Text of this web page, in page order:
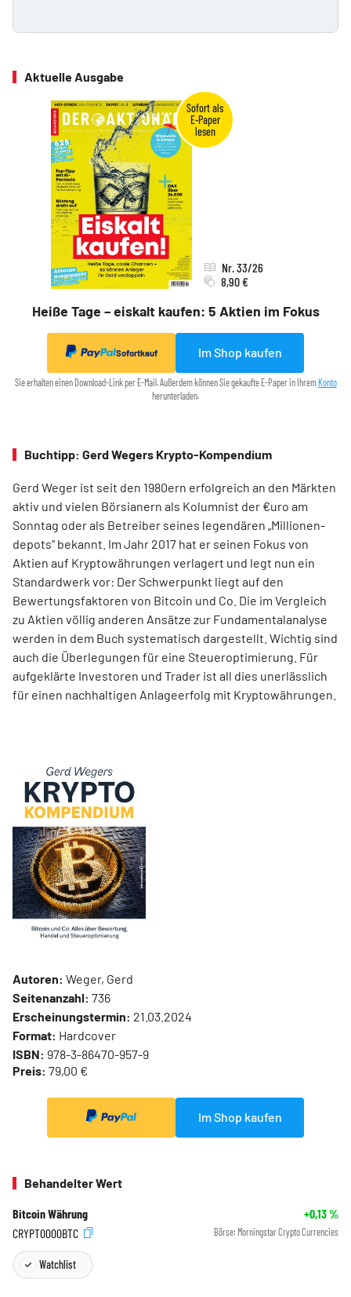
Aktuelle Ausgabe
Heiße Tage – eiskalt kaufen: 5 Aktien im Fokus
Nr. 33/26
8,90 €
Sofortkauf Im Shop kaufen
Sie erhalten einen Download-Link per E-Mail. Außerdem können Sie gekaufte E-Paper in IhremKonto
herunterladen.
Buchtipp: Gerd Wegers Krypto-Kompendium
Gerd Weger ist seit den 1980ern erfolgreich an den Märkten
aktiv und vielen Börsianern als Kolumnist der €uro am
Sonntag oder als Betreiber seines legendären „Millionen­
depots“ bekannt. Im Jahr 2017 hat er seinen Fokus von
Aktien auf Kryptowährungen verlagert und legt nun ein
Standardwerk vor: Der Schwerpunkt liegt auf den
Bewertungsfaktoren von Bitcoin und Co. Die im Ver­gleich
zu Aktien völlig anderen Ansätze zur Fundamentalanalyse
werden in dem Buch systematisch dargestellt. Wichtig sind
auch die Überlegungen für eine Steueroptimierung. Für
aufgeklärte Investoren und Trader ist all dies unerlässlich
für einen nachhaltigen Anlageerfolg mit Kryptowährungen.
Autoren: Weger, Gerd
Seitenanzahl: 736
Erscheinungstermin: 21.03.2024
Format: Hardcover
ISBN: 978-3-86470-957-9
Preis: 79,00 €
Im Shop kaufen
Behandelter Wert
Bitcoin Währung +0,13%
CRYPT0000BTC
Börse: Morningstar Crypto Currencies
Watchlist